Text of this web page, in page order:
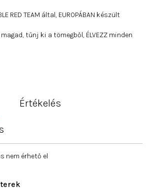
RED TEAM által, EUROPÁBAN készült
magad, tűnj ki a tömegből, ÉLVEZZ minden
Értékelés
nem érhető el